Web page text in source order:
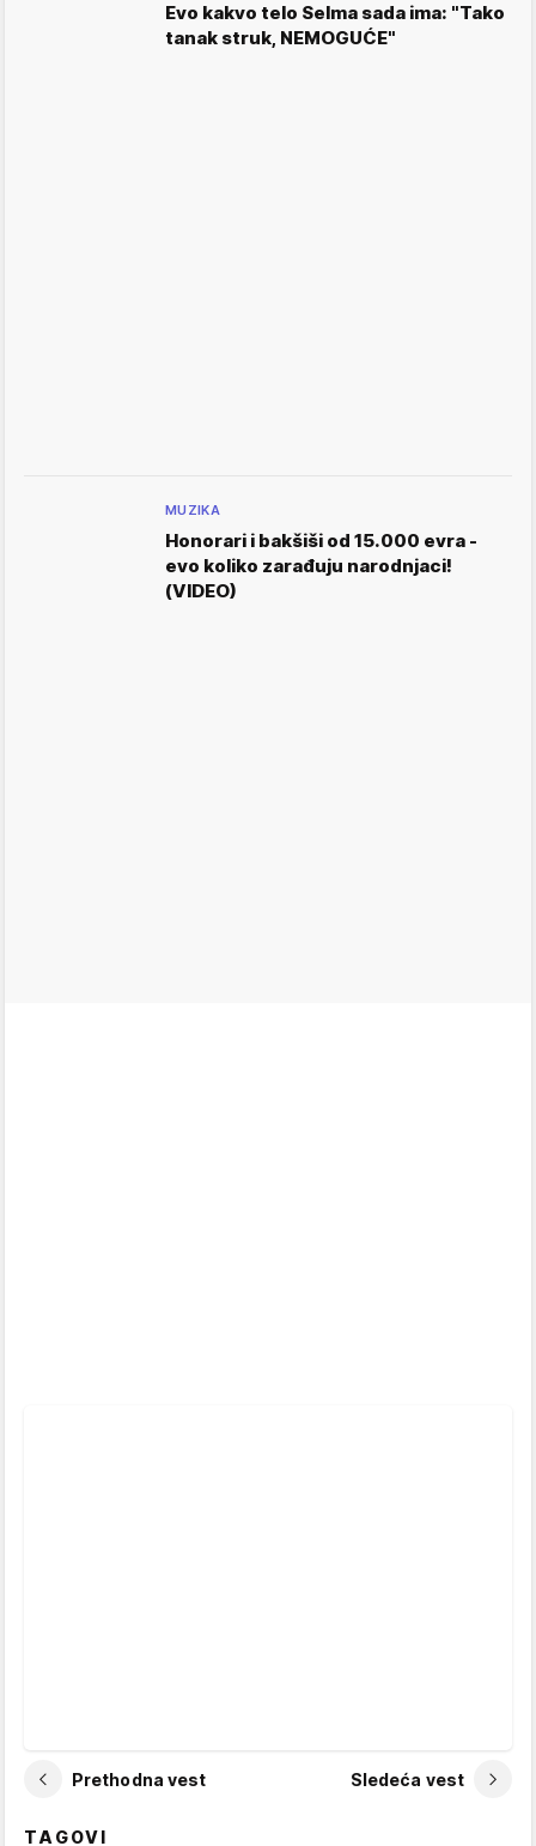
Evo kakvo telo Selma sada ima: "Tako
tanak struk, NEMOGUĆE"
MUZIKA
Honorari i bakšiši od 15.000 evra -
evo koliko zarađuju narodnjaci!
(VIDEO)
Prethodna vest Sledeća vest
TAGOVI